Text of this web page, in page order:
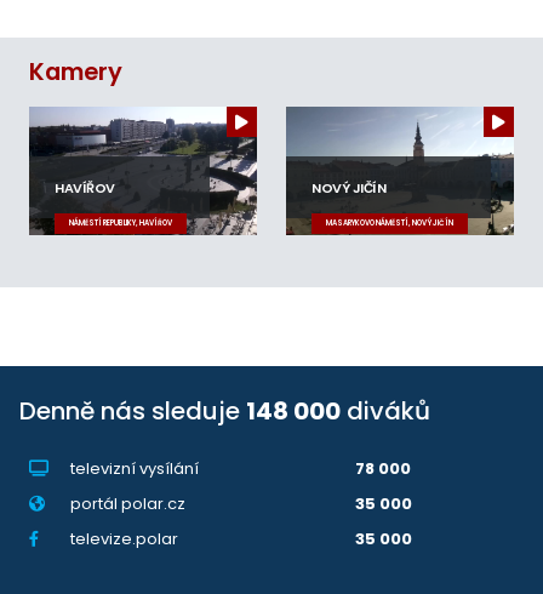
Kamery
HAVÍŘOV
NÁMĚSTÍ REPUBLIKY, HAVÍŘOV
NOVÝ JIČÍN
MASARYKOVO NÁMĚSTÍ, NOVÝ JIČÍN
Denně nás sleduje 148 000 diváků
televizní vysílání
78 000
portál polar.cz
35 000
televize.polar
35 000